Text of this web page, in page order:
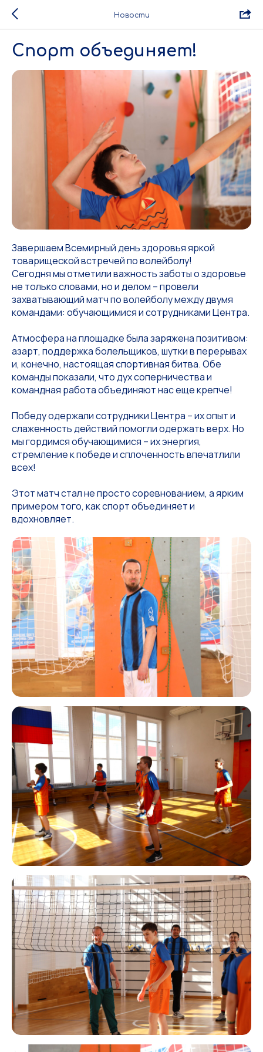
Новости
Спорт объединяет!
Завершаем Всемирный день здоровья яркой
товарищеской встречей по волейболу!
Сегодня мы отметили важность заботы о здоровье
не только словами, но и делом – провели
захватывающий матч по волейболу между двумя
командами: обучающимися и сотрудниками Центра.
Атмосфера на площадке была заряжена позитивом:
азарт, поддержка болельщиков, шутки в перерывах
и, конечно, настоящая спортивная битва. Обе
команды показали, что дух соперничества и
командная работа объединяют нас еще крепче!
Победу одержали сотрудники Центра – их опыт и
слаженность действий помогли одержать верх. Но
мы гордимся обучающимися – их энергия,
стремление к победе и сплоченность впечатлили
всех!
Этот матч стал не просто соревнованием, а ярким
примером того, как спорт объединяет и
вдохновляет.